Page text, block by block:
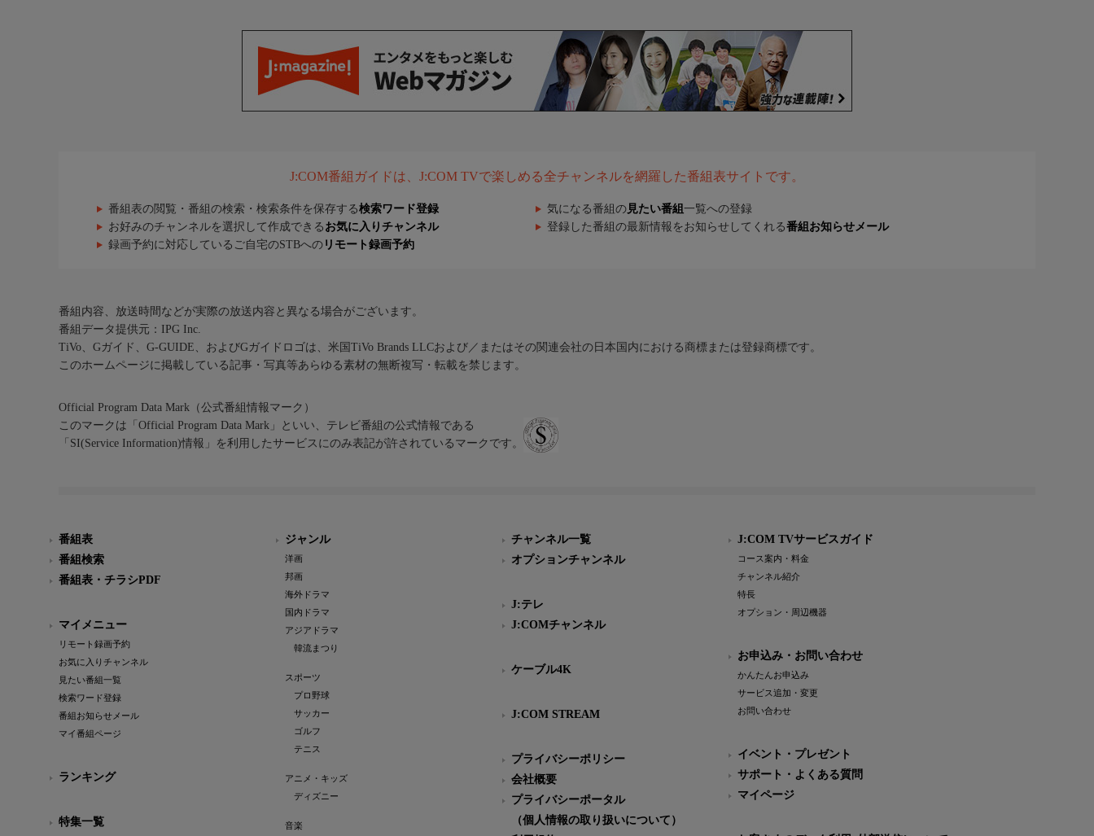
J:COM番組ガイドは、J:COM TVで楽しめる全チャンネルを網羅した番組表サイトです。
番組表の閲覧・番組の検索・検索条件を保存する検索ワード登録 気になる番組の 見たい番組 一覧への登録
お好みのチャンネルを選択して作成できる お気に入りチャンネル 登録した番組の最新情報をお知らせしてくれる番組お知らせメール
録画予約に対応しているご自宅のSTBへの リモート録画予約
番組内容、放送時間などが実際の放送内容と異なる場合がございます。
番組データ提供元：IPG Inc.
TiVo、Gガイド、G-GUIDE、およびGガイドロゴは、米国TiVo Brands LLCおよび／またはその関連会社の日本国内における商標または登録商標です。
このホームページに掲載している記事・写真等あらゆる素材の無断複写・転載を禁じます。
Official Program Data Mark（公式番組情報マーク）
このマークは「Official Program Data Mark」といい、テレビ番組の公式情報である
「SI(Service Information)情報」を利用したサービスにのみ表記が許されているマークです。
番組表
番組検索
番組表・チラシPDF
マイメニュー
リモート録画予約
お気に入りチャンネル
見たい番組一覧
検索ワード登録
番組お知らせメール
マイ番組ページ
ランキング
特集一覧
ジャンル
洋画
邦画
海外ドラマ
国内ドラマ
アジアドラマ
韓流まつり
スポーツ
プロ野球
サッカー
ゴルフ
テニス
アニメ・キッズ
ディズニー
音楽
チャンネル一覧
オプションチャンネル
J:テレ
J:COMチャンネル
ケーブル4K
J:COM STREAM
プライバシーポリシー
会社概要
プライバシーポータル
（個人情報の取り扱いについて）
J:COM TVサービスガイド
コース案内・料金
チャンネル紹介
特長
オプション・周辺機器
お申込み・お問い合わせ
かんたんお申込み
サービス追加・変更
お問い合わせ
イベント・プレゼント
サポート・よくある質問
マイページ